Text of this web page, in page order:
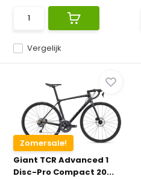
Vergelijk
Zomersale!
Giant TCR Advanced 1
Disc-Pro Compact 20...